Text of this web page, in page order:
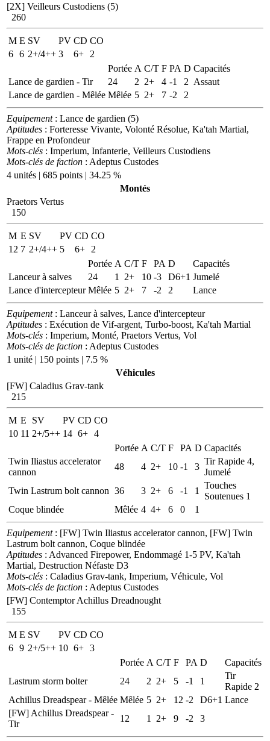
[2X] Veilleurs Custodiens (5)
260
M E SV PV CD CO
6 6 2+/4++ 3 6+
2
Portée A C/T F PA D Capacités
Lance de gardien - Tir
24 2 2+ 4 -1 2 Assaut
Lance de gardien - Mêlée Mêlée 5 2+ 7 -2 2
Equipement: Lance de gardien (5)
Aptitudes : Forteresse Vivante, Volonté Résolue, Ka'tah Martial,
Frappe en Profondeur
Mots-clés : Imperium, Infanterie, Veilleurs Custodiens
Mots-clés de faction : Adeptus Custodes
4 unités | 685 points | 34.25 %
Montés
Praetors Vertus
150
M E SV PV CD CO
12 7 2+/4++ 5 6+
2
Portée A C/T F PA D
Capacités
Lanceur à salves
24 1 2+ 10 -3 D6+1 Jumelé
Lance d'intercepteur Mêlée 5 2+ 7 -2 2 Lance
Equipement: Lanceur à salves, Lance d'intercepteur
Aptitudes : Exécution de Vif-argent, Turbo-boost, Ka'tah Martial
Mots-clés : Imperium, Monté, Praetors Vertus, Vol
Mots-clés de faction : Adeptus Custodes
1 unité | 150 points | 7.5 %
Véhicules
[FW] Caladius Grav-tank
215
M E SV PV CD CO
10 11 2+/5++ 14 6+ 4
Portée A C/T F PA D Capacités
Twin Iliastus accelerator
cannon
48 4 2+ 10 -1 3
Tir Rapide 4,
Jumelé
Twin Lastrum bolt cannon 36 3 2+ 6 -1 1
Touches
Soutenues 1
Coque blindée
Mêlée 4 4+ 6 0 1
Equipement: [FW] Twin Iliastus accelerator cannon, [FW] Twin
Lastrum bolt cannon, Coque blindée
Aptitudes : Advanced Firepower, Endommagé 1-5 PV, Ka'tah
Martial, Destruction Néfaste D3
Mots-clés : Caladius Grav-tank, Imperium, Véhicule, Vol
Mots-clés de faction : Adeptus Custodes
[FW] Contemptor Achillus Dreadnought
155
M E SV PV CD CO
6 9 2+/5++ 10 6+ 3
Portée A C/T F PA D
Capacités
Lastrum storm bolter
24 2 2+ 5 -1 1
Tir
Rapide 2
Achillus Dreadspear - Mêlée Mêlée 5 2+ 12 -2 D6+1 Lance
[FW] Achillus Dreadspear -
Tir
12 1 2+ 9 -2 3